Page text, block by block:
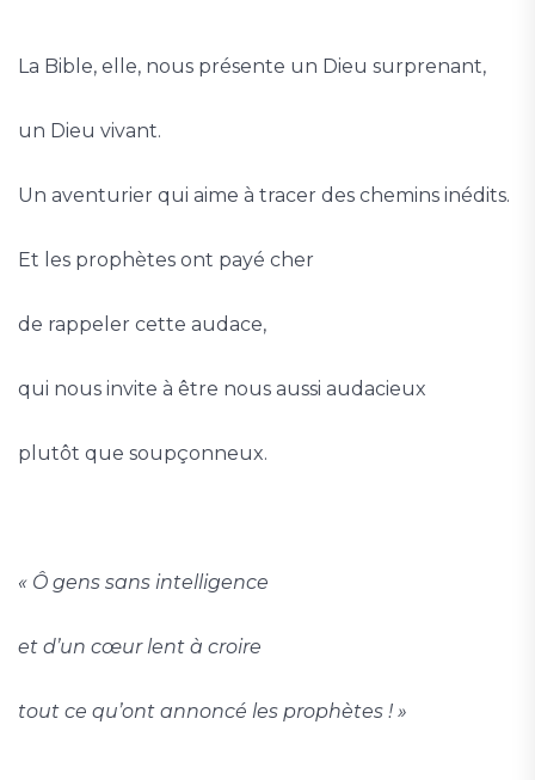
La Bible, elle, nous présente un Dieu surprenant,
un Dieu vivant.
Un aventurier qui aime à tracer des chemins inédits.
Et les prophètes ont payé cher
de rappeler cette audace,
qui nous invite à être nous aussi audacieux
plutôt que soupçonneux.
« Ô gens sans intelligence
et d’un cœur lent à croire
tout ce qu’ont annoncé les prophètes ! »